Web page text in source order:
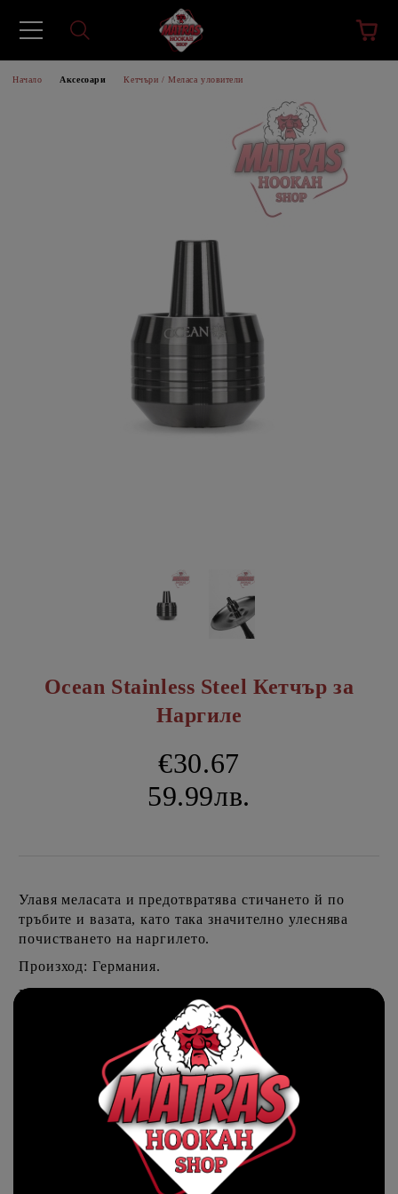
Начало Аксесоари Кетчъри / Меласа уловители
Ocean Stainless Steel Кетчър за
Наргиле
€30.67
59.99лв.
Улавя меласата и предотвратява стичането й по
тръбите и вазата, като така значително улеснява
почистването на наргилето.
Произход: Германия.
Материал: Стомана.
Ориентировъчни цени за доставка
До София на цена от
€5.09
Извън София на цена от
€5.09